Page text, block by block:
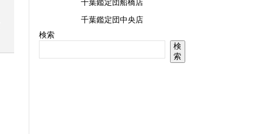
千葉鑑定団船橋店
千葉鑑定団中央店
検索
検
索